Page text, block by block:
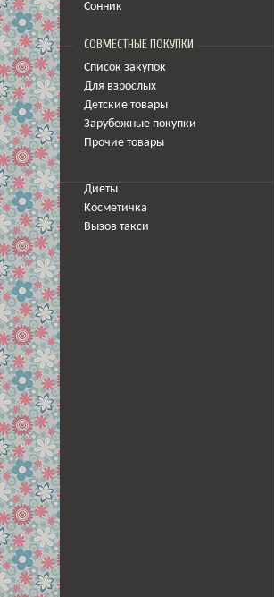
Сонник
СОВМЕСТНЫЕ ПОКУПКИ
Список закупок
Для взрослых
Детские товары
Зарубежные покупки
Прочие товары
Диеты
Косметичка
Вызов такси